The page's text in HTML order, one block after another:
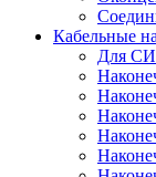
Кабельные
Для